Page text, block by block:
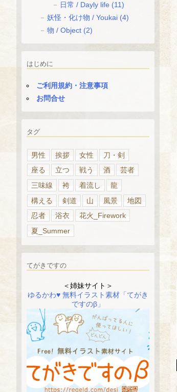
日常 / Dayly life (11)
妖怪・化け物 / Youkai (4)
物 / Object (2)
はじめに
ご利用規約・注意事項
お問合せ
タグ
男性 挨拶 女性
刀・剣
座る
立つ 戦う 酒
芸者
三味線
袴 着流し
龍
構える
剣道 山 風景
地図
忍者
浴衣
花火_Firework
夏_Summer
てがきですの
＜姉妹サイト＞
ゆるかわ♥ 無料イラスト素材「てがき
ですのβ」